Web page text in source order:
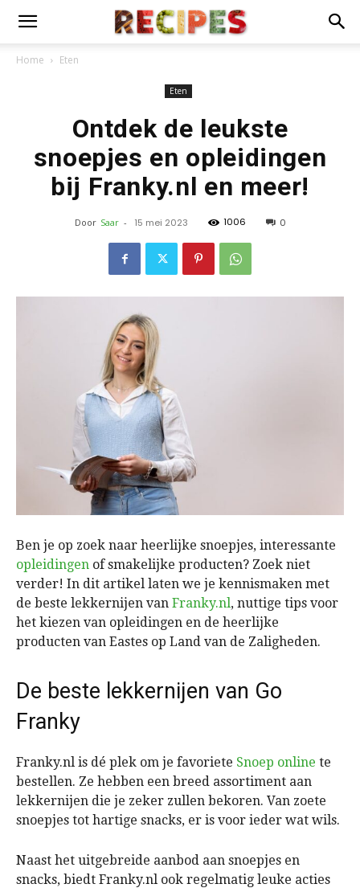
Home Eten
Eten
Ontdek de leukste
snoepjes en opleidingen
bij Franky.nl en meer!
Door Saar - 15 mei 2023 1006 0
Ben je op zoek naar heerlijke snoepjes, interessante
opleidingen of smakelijke producten? Zoek niet
verder! In dit artikel laten we je kennismaken met
de beste lekkernijen van Franky.nl, nuttige tips voor
het kiezen van opleidingen en de heerlijke
producten van Eastes op Land van de Zaligheden.
De beste lekkernijen van Go
Franky
Franky.nl is dé plek om je favoriete Snoep online te
bestellen. Ze hebben een breed assortiment aan
lekkernijen die je zeker zullen bekoren. Van zoete
snoepjes tot hartige snacks, er is voor ieder wat wils.
Naast het uitgebreide aanbod aan snoepjes en
snacks, biedt Franky.nl ook regelmatig leuke acties